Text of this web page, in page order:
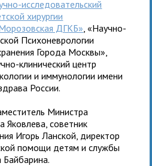
исследовательский
хирургии
ДГКБ» , «Научно-
Психоневрологии
Города Москвы»,
клинический центр
и иммунологии имени
России.
Министра
Яковлева, советник
Игорь Ланской, директор
помощи детям и службы